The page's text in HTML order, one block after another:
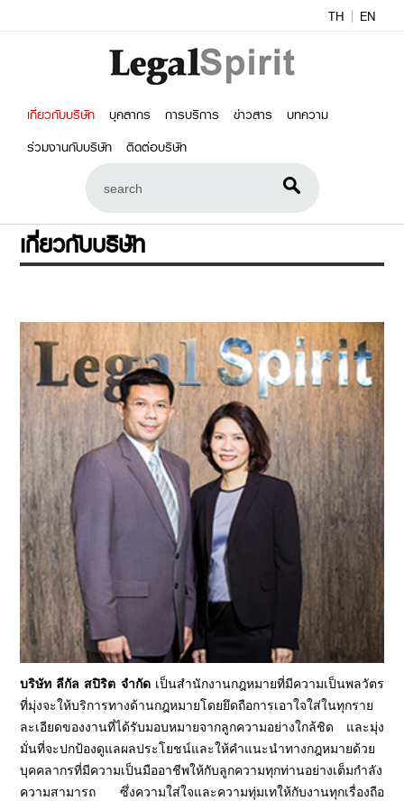
TH EN
เกี่ยวกับบริษัท บุคลากร การบริการ ข่าวสาร
บทความ
ร่วมงานกับบริษัท
ติดต่อบริษัท
เกี่ยวกับบริษัท
บริษัท ลีกัล สปิริต จำกัดเป็นสำนักงานกฎหมายที่มีความเป็นพลวัตร
ที่มุ่งจะให้บริการทางด้านกฎหมายโดยยึดถือการเอาใจใส่ในทุกราย
ละเอียดของงานที่ได้รับมอบหมายจากลูกความอย่างใกล้ชิด และมุ่ง
มั่นที่จะปกป้องดูแลผลประโยชน์และให้คำแนะนำทางกฎหมายด้วย
บุคคลากรที่มีความเป็นมืออาชีพให้กับลูกความทุกท่านอย่างเต็มกำลัง
ความสามารถ ซึ่งความใส่ใจและความทุ่มเทให้กับงานทุกเรื่องถือ